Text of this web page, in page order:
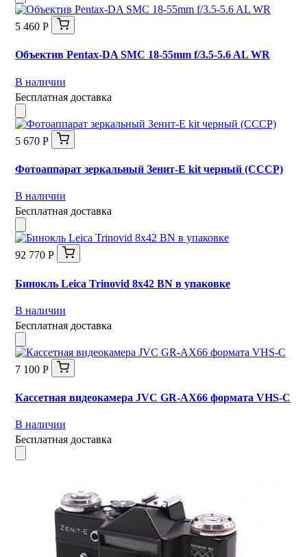
5 460 Р
Объектив Pentax-DA SMC 18-55mm f/3.5-5.6 AL WR
В наличии
Бесплатная доставка
5 670 Р
Фотоаппарат зеркальный Зенит-Е kit черный (СССР)
В наличии
Бесплатная доставка
92 770 Р
Бинокль Leica Trinovid 8x42 BN в упаковке
В наличии
Бесплатная доставка
7 100 Р
Кассетная видеокамера JVC GR-AX66 формата VHS-C
В наличии
Бесплатная доставка